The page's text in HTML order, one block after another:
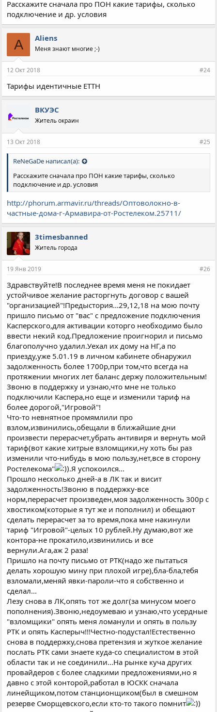
Расскажите сначала про ПОН какие тарифы, сколько
подключение и др. условия
A Aliens
Меня знают многие ;-)
12 Окт 2018 #24
Тарифы идентичные ETTH
ВКУЭС
Житель окраин
13 Окт 2018 #25
ReNeGaDe написал(а):
Расскажите сначала про ПОН какие тарифы, сколько
подключение и др. условия
http://phorum.armavir.ru/threads/Оптоволокно-в-
частные-дома-г-Армавира-от-Ростелеком.25711/
3timesbanned
Житель города
19 Янв 2019 #26
Здравствуйте!В последнее время меня не покидает
устойчивое желание расторгнуть договор с вашей
"организацией"!Предыстория...29,12,18 на мою почту
пришло письмо от "вас" с предложение подключения
Касперского,для активации которго необходимо было
ввести некий код.Предложение проигнорил и письмо
благополучно удалил.Уехал их дому на НГ,а по
приезду,уже 5.01.19 в личном кабинете обнаружил
задолженность более 1700р,при том,что всегда на
протяжении многих лет баланс держу положительным!
Звоню в поддержку и узнаю,что мне не только
подключили Каспера,но еще и изменили тариф на
более дорогой,"Игровой"!
Что-то невнятное промямлили про
взлом,извинились,обещали в ближайшие дни
произвести перерасчет,убрать антивиря и вернуть мой
тариф(вот какие хитрые взломщики,ну хоть бы раз
изменили что-нибудь в мою пользу,нет,все в сторону
Ростелекома"
.Я успокоился...
Прошло несколько дней-а в ЛК так и висит
задолженность!Звоню в поддержку-все
норм,перерасчет произведен,моя задолженность 300р с
хвостиком(которые я тут же и пополнил) и обещают
сделать перерасчет за то время,пока мне накинули
тариф "Игровой"-целых 10 рублей.Ну думаю,вот же
контора-не прокатило,извинились и все
вернули.Ага,аж 2 раза!
Пришло на почту письмо от РТК(надо же пытаться
делать хорошую мину при плохой игре),бла-бла,тебя
взломали,меняй явки-пароли-что я собственно и
сделал...
Лезу снова в ЛК,опять тот же долг(за минусом моего
пополнения).Звоню,недоумеваю и узнаю,что усердные
"взломщики" опять меня ломанули и опять в пользу
РТК и опять Касперыч!!!Честно-подустал!Естественно
снова в поддержку,снова претензия и жуткое желание
послать РТК сами знаете куда-со специалистом в этой
области так и не соединили...На рынке куча других
провайдеров с более сладкими предложениями,но я
давно с этой конторой,работал в ЮСКК сначала
линейщиком,потом станционщиком(был в смешном
резерве Сморщевского,если кто-то такого помнит